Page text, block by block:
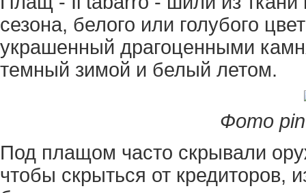
сезона, белого или голубого
украшенный драгоценными
темный зимой и белый летом.
Фото
Под плащом часто скрывали
чтобы скрыться от кредиторов,